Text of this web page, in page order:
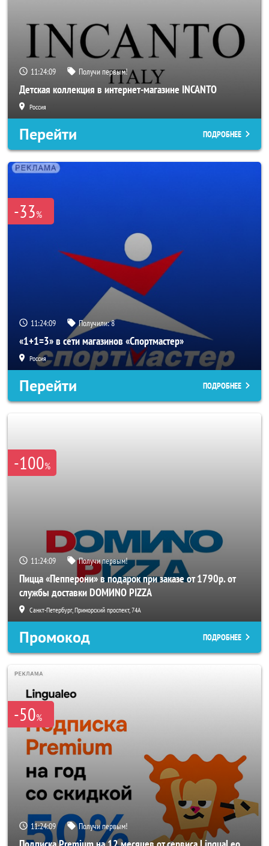
11:24:06 Получи первым!
Детская коллекция в интернет-магазине INCANTO
Россия
Перейти ПОДРОБНЕЕ
-33%
11:24:06 Получили:8
«1+1=3» в сети магазинов «Спортмастер»
Россия
Перейти ПОДРОБНЕЕ
-100%
11:24:06 Получи первым!
Пицца «Пепперони» в подарок при заказе от 1790р. от
службы доставки DOMИNO PIZZA
Санкт-Петербург, Приморский проспект, 74А
Промокод ПОДРОБНЕЕ
-50%
11:24:06 Получи первым!